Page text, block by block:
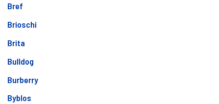
Bref
Brioschi
Brita
Bulldog
Burberry
Byblos